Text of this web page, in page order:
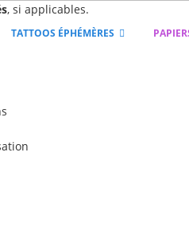
, si applicables.
TATTOOS ÉPHÉMÈRES